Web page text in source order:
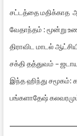
சட்டத்தை மதிக்காத
வேதாந்தம் : மூன்று
திராவிட மாடல்
சக்தி தத்துவம் –
இந்த ஹிந்து சமூகம்:
பங்களாதேஷ்